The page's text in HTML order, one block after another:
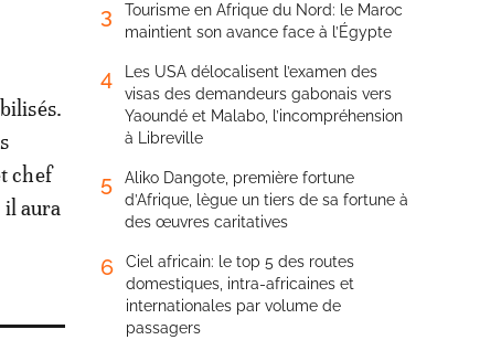
chef
il aura
3
Tourisme en Afrique du Nord: le Maroc
maintient son avance face à l’Égypte
4
Les USA délocalisent l’examen des
visas des demandeurs gabonais vers
Yaoundé et Malabo, l’incompréhension
à Libreville
5
Aliko Dangote, première fortune
d’Afrique, lègue un tiers de sa fortune à
des œuvres caritatives
6
Ciel africain: le top 5 des routes
domestiques, intra-africaines et
internationales par volume de
passagers